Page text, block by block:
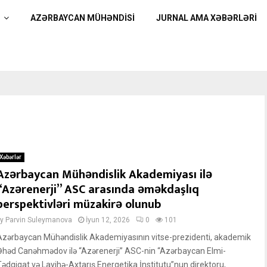
AZƏRBAYCAN MÜHƏNDİSİ JURNAL AMA XƏBƏRLƏRI
Xəbərlər
Mühəndislik Akademiyası ilə
ASC arasında əməkdaşlıq
müzakirə olunub
Parvin Suleymanova İyun 12, 2026 0 101
Mühəndislik Akademiyasının vitse-prezidenti, akademik
Canəhmədov ilə “Azərenerji” ASC-nin “Azərbaycan Elmi-
və Layihə-Axtarış Energetika İnstitutu”nun direktoru,